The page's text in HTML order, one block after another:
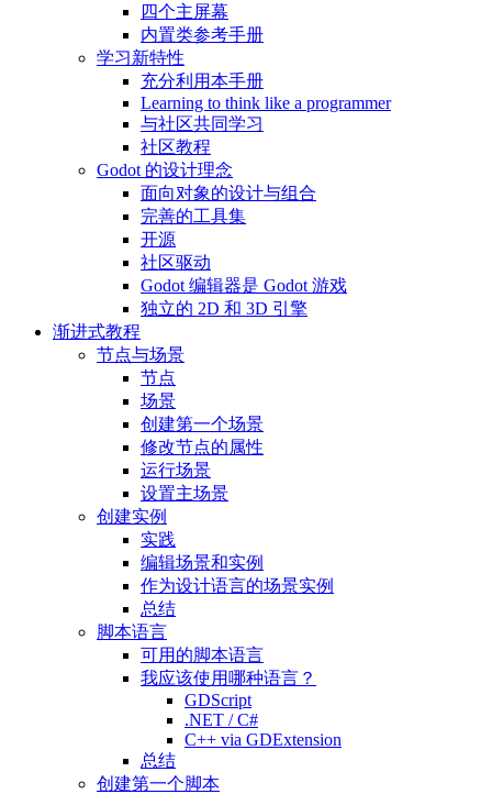
四个主屏幕
内置类参考手册
学习新特性
充分利用本手册
Learning to think like a programmer
与社区共同学习
社区教程
Godot 的设计理念
面向对象的设计与组合
完善的工具集
开源
社区驱动
Godot 编辑器是 Godot 游戏
独立的 2D 和 3D 引擎
渐进式教程
节点与场景
节点
场景
创建第一个场景
修改节点的属性
运行场景
设置主场景
创建实例
实践
编辑场景和实例
作为设计语言的场景实例
总结
脚本语言
可用的脚本语言
我应该使用哪种语言？
GDScript
.NET / C#
C++ via GDExtension
总结
创建第一个脚本